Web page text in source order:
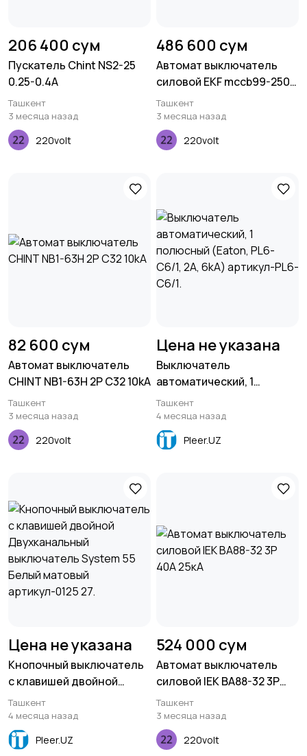
206 400 сум
Пускатель Chint NS2-25
0.25-0.4A
Ташкент
3 месяца назад
220volt
486 600 сум
Автомат выключатель
силовой EKF mccb99-250-
225mi 250/225A
Ташкент
3 месяца назад
220volt
82 600 сум
Автомат выключатель
CHINT NB1-63H 2P C32 10kA
Ташкент
3 месяца назад
220volt
Цена не указана
Выключатель
автоматический, 1
полюсный (Eaton, PL6-
C6/1, 2A, 6kA) артикул-
PL6-C6/1.
Ташкент
4 месяца назад
Pleer.UZ
Цена не указана
Кнопочный выключатель
с клавишей двойной
Двухканальный
выключатель System 55
Белый матовый
артикул-0125 27.
Ташкент
4 месяца назад
Pleer.UZ
524 000 сум
Автомат выключатель
силовой IEK ВА88-32 3P
40А 25кА
Ташкент
3 месяца назад
220volt